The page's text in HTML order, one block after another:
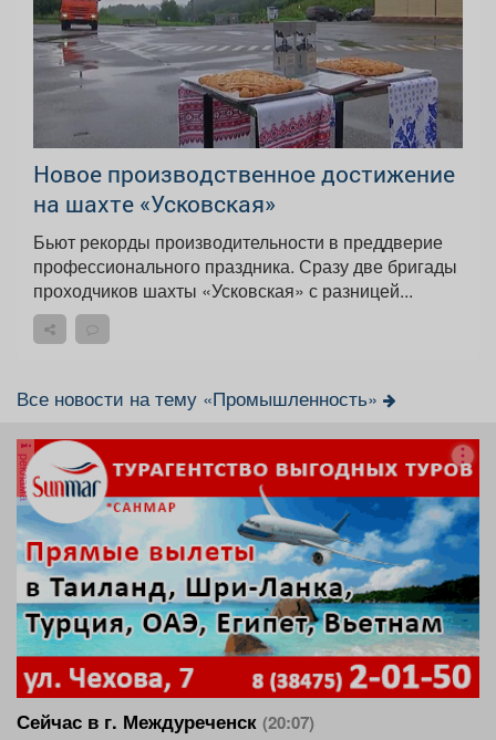
Новое производственное достижение
на шахте «Усковская»
Бьют рекорды производительности в преддверие
профессионального праздника. Сразу две бригады
проходчиков шахты «Усковская» с разницей...
Все новости на тему «Промышленность»
реклама
Сейчас в г. Междуреченск (20:07)